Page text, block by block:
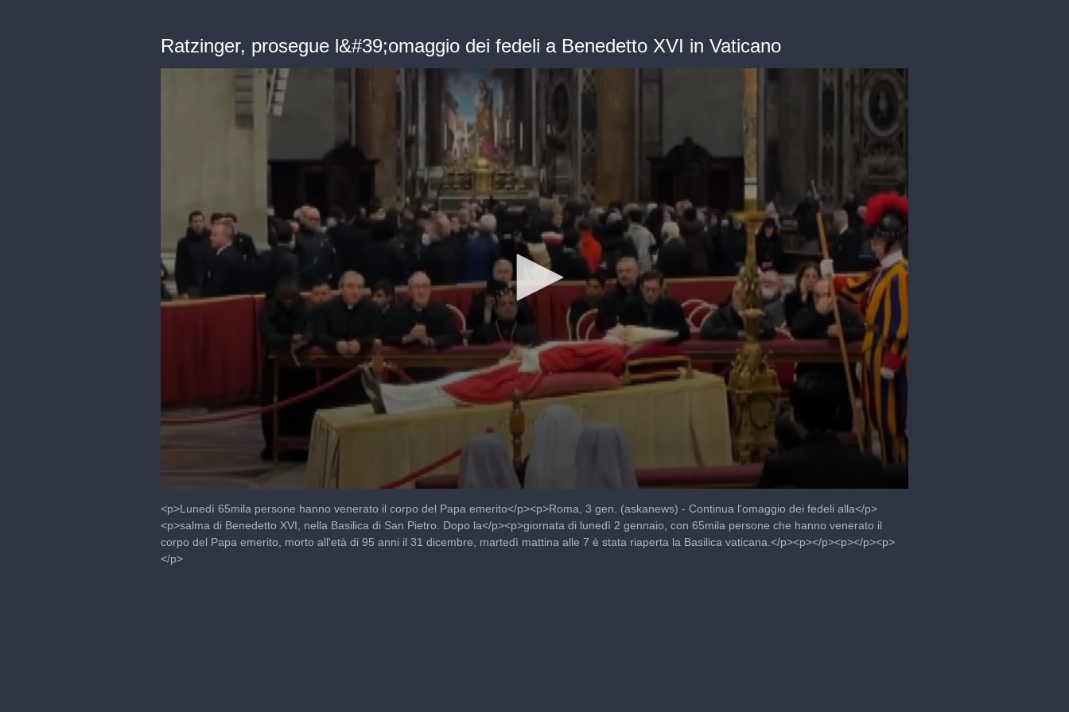
Ratzinger, prosegue l&#39;omaggio dei fedeli a Benedetto XVI in Vaticano
seconds
of
1
minute,
18
<p>Lunedì 65mila persone hanno venerato il corpo del Papa emerito</p><p>Roma, 3 gen. (askanews) - Continua l'omaggio dei fedeli alla</p>
<p>salma di Benedetto XVI, nella Basilica di San Pietro. Dopo la</p><p>giornata di lunedì 2 gennaio, con 65mila persone che hanno venerato il
corpo del Papa emerito, morto all'età di 95 anni il 31 dicembre, martedì mattina alle 7 è stata riaperta la Basilica vaticana.</p><p></p><p></p><p>
</p>